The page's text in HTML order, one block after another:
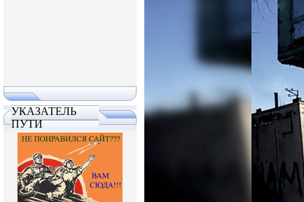
УКАЗАТЕЛЬ
ПУТИ